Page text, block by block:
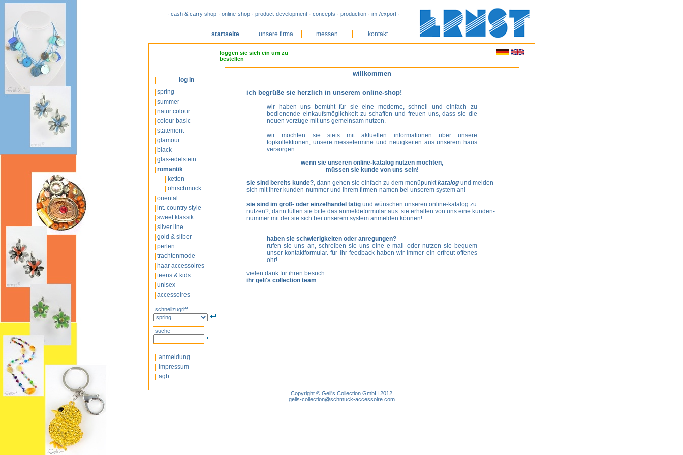
· cash & carry shop · online-shop · product-development · concepts · production · im-/export ·
startseite unsere firma messen kontakt
log in
spring
summer
natur colour
colour basic
statement
glamour
black
glas-edelstein
romantik
ketten
ohrschmuck
oriental
int. country style
sweet klassik
silver line
gold & silber
perlen
trachtenmode
haar accessoires
teens & kids
unisex
accessoires
schnellzugriff
suche
anmeldung
impressum
agb
loggen sie sich ein um zu
bestellen
willkommen
ich begrüße sie herzlich in unserem online-shop!
wir haben uns bemüht für sie eine moderne, schnell und einfach zu
bedienende einkaufsmöglichkeit zu schaffen und freuen uns, dass sie die
neuen vorzüge mit uns gemeinsam nutzen.
wir möchten sie stets mit aktuellen informationen über unsere
topkollektionen, unsere messetermine und neuigkeiten aus unserem haus
versorgen.
wenn sie unseren online-katalog nutzen möchten,
müssen sie kunde von uns sein!
sie sind bereits kunde?, dann gehen sie einfach zu dem menüpunktkatalog und melden
sich mit ihrer kunden-nummer und ihrem firmen-namen bei unserem system an!
sie sind im groß- oder einzelhandel tätig und wünschen unseren online-katalog zu
nutzen?, dann füllen sie bitte das anmeldeformular aus. sie erhalten von uns eine kunden-
nummer mit der sie sich bei unserem system anmelden können!
haben sie schwierigkeiten oder anregungen?
rufen sie uns an, schreiben sie uns eine e-mail oder nutzen sie bequem
unser kontaktformular. für ihr feedback haben wir immer ein erfreut offenes
ohr!
vielen dank für ihren besuch
ihr geli's collection team
Copyright © Geli's Collection GmbH 2012
gelis-collection@schmuck-accessoire.com